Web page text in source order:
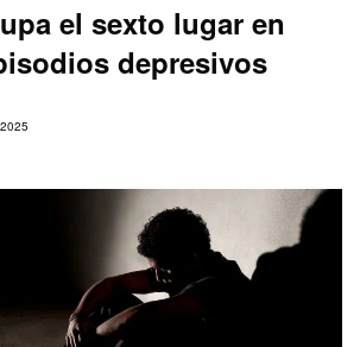
el sexto lugar en
depresivos